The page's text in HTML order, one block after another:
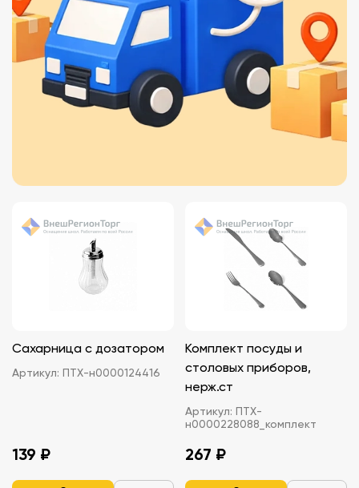
Сахарница с дозатором
Артикул: ПТХ-н0000124416
139 ₽
Комплект посуды и
столовых приборов,
нерж.ст
Артикул: ПТХ-
н0000228088_комплект
267 ₽